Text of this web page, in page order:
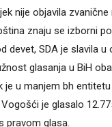
nije objavila
znaju se izborni
devet, SDA je slavila u
glasanja u BiH
je u manjem bh
Vogošći je glasalo
pravom glasa.